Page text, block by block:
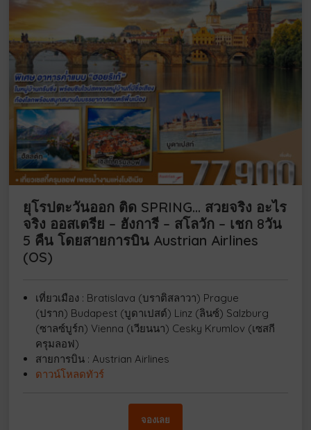
ยุโรปตะวันออก ติด SPRING… สวยจริง อะไร
จริง ออสเตรีย – ฮังการี – สโลวัก – เชก 8วัน
5 คืน โดยสายการบิน Austrian Airlines
(OS)
เที่ยวเมือง : Bratislava (บราติสลาวา) Prague
(ปราก) Budapest (บูดาเปสต์) Linz (ลินซ์) Salzburg
(ซาลซ์บูร์ก) Vienna (เวียนนา) Cesky Krumlov (เซสกี
ครุมลอฟ)
สายการบิน : Austrian Airlines
ดาวน์โหลดทัวร์
จองเลย